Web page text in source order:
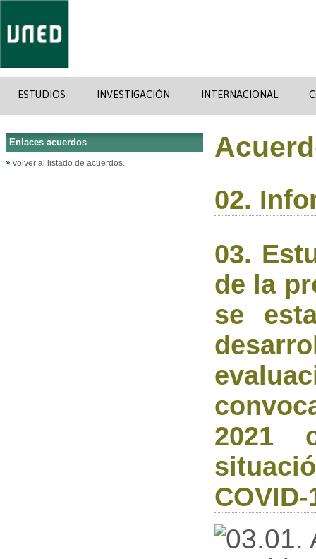
ESTUDIOS INVESTIGACIÓN INTERNACIONAL
Enlaces acuerdos
volver al listado de acuerdos.
02.
03.
de la
se
2021
COVID-